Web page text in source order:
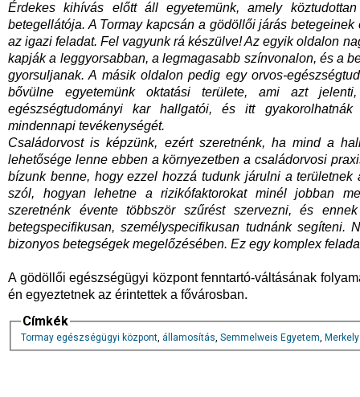
Érdekes kihívás előtt áll egyetemünk, amely
betegellátója. A Tormay kapcsán a gödöllői járás
az igazi feladat. Fel vagyunk rá készülve! Az egyik oldalon
kapják a leggyorsabban, a legmagasabb színvonalon, és a
gyorsuljanak. A másik oldalon pedig egy orvos-
bővülne egyetemünk oktatási területe, ami azt
egészségtudományi kar hallgatói, és itt
mindennapi tevékenységét.
Családorvost is képzünk, ezért szeretnénk, ha mind a
lehetősége lenne ebben a környezetben a családorvosi
bízunk benne, hogy ezzel hozzá tudunk járulni a
szól, hogyan lehetne a rizikófaktorokat minél jobban
szeretnénk évente többször szűrést szervezni, és
betegspecifikusan, személyspecifikusan tudnánk segíteni.
bizonyos betegségek megelőzésében. Ez egy komplex
A gödöllői egészségügyi központ fenntartó-váltásának
én egyeztetnek az érintettek a fővárosban.
Címkék
Tormay egészségügyi központ, államosítás, Semmelweis Egyetem,